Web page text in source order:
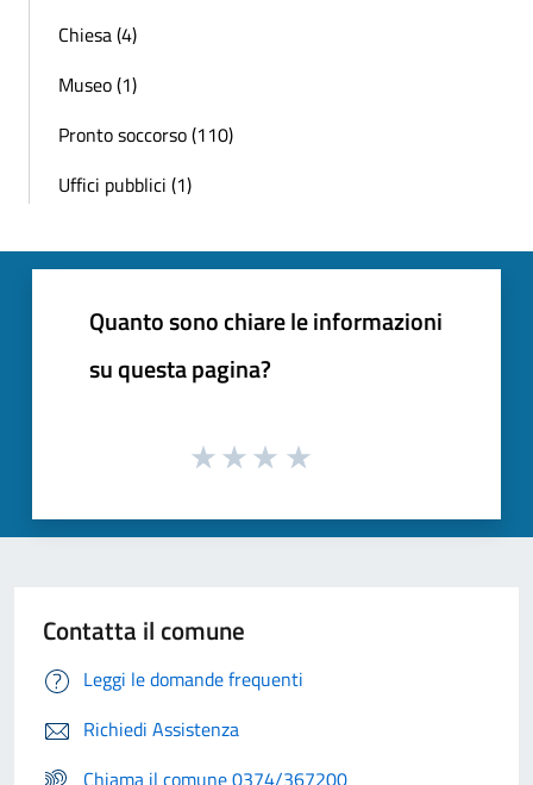
Chiesa (4)
Museo (1)
Pronto soccorso (110)
Uffici pubblici (1)
Quanto sono chiare le informazioni
su questa pagina?
Contatta il comune
Leggi le domande frequenti
Richiedi Assistenza